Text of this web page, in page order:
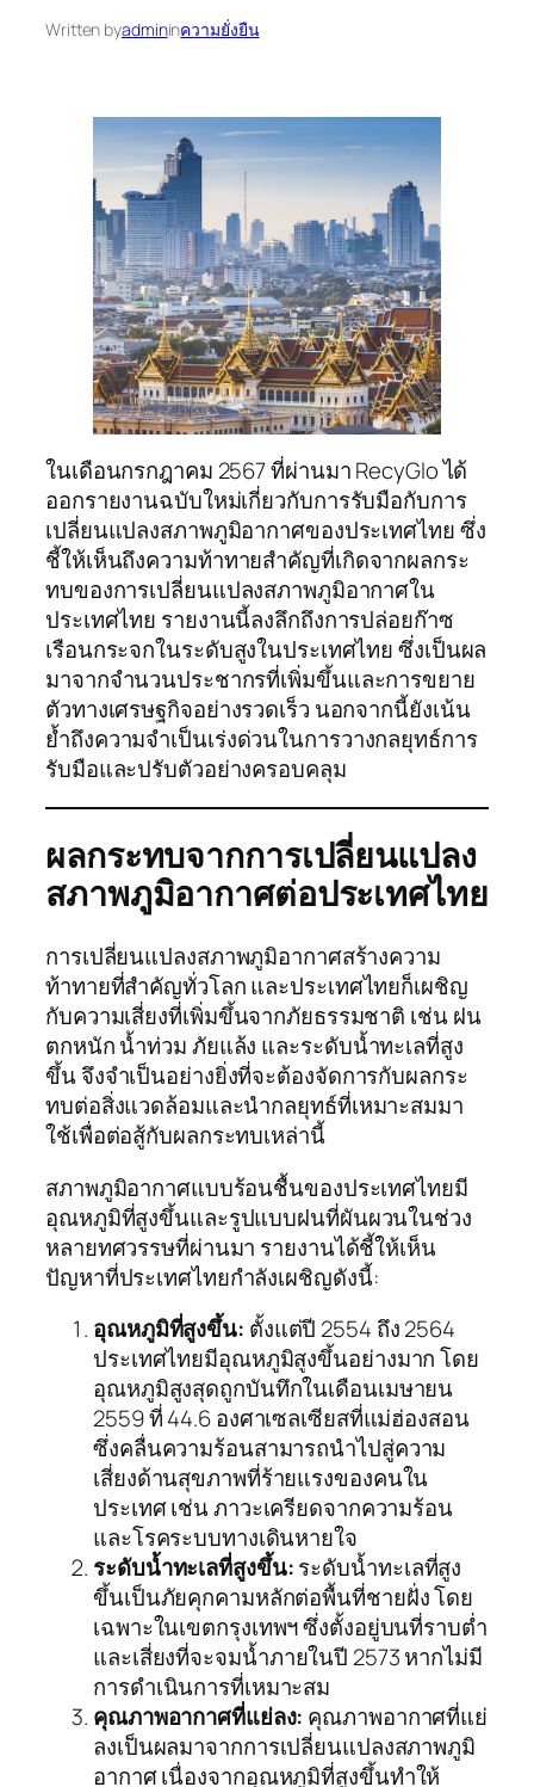
Written byadmininความยั่งยืน
ในเดือนกรกฎาคม 2567 ที่ผ่านมา RecyGlo ได้
ออกรายงานฉบับใหม่เกี่ยวกับการรับมือกับการ
เปลี่ยนแปลงสภาพภูมิอากาศของประเทศไทย ซึ่ง
ชี้ให้เห็นถึงความท้าทายสำคัญที่เกิดจากผลกระ
ทบของการเปลี่ยนแปลงสภาพภูมิอากาศใน
ประเทศไทย รายงานนี้ลงลึกถึงการปล่อยก๊าซ
เรือนกระจกในระดับสูงในประเทศไทย ซึ่งเป็นผล
มาจากจำนวนประชากรที่เพิ่มขึ้นและการขยาย
ตัวทางเศรษฐกิจอย่างรวดเร็ว นอกจากนี้ยังเน้น
ย้ำถึงความจำเป็นเร่งด่วนในการวางกลยุทธ์การ
รับมือและปรับตัวอย่างครอบคลุม
ผลกระทบจากการเปลี่ยนแปลง
สภาพภูมิอากาศต่อประเทศไทย
การเปลี่ยนแปลงสภาพภูมิอากาศสร้างความ
ท้าทายที่สำคัญทั่วโลก และประเทศไทยก็เผชิญ
กับความเสี่ยงที่เพิ่มขึ้นจากภัยธรรมชาติ เช่น ฝน
ตกหนัก น้ำท่วม ภัยแล้ง และระดับน้ำทะเลที่สูง
ขึ้น จึงจำเป็นอย่างยิ่งที่จะต้องจัดการกับผลกระ
ทบต่อสิ่งแวดล้อมและนำกลยุทธ์ที่เหมาะสมมา
ใช้เพื่อต่อสู้กับผลกระทบเหล่านี้
สภาพภูมิอากาศแบบร้อนชื้นของประเทศไทยมี
อุณหภูมิที่สูงขึ้นและรูปแบบฝนที่ผันผวนในช่วง
หลายทศวรรษที่ผ่านมา รายงานได้ชี้ให้เห็น
ปัญหาที่ประเทศไทยกำลังเผชิญดังนี้:
อุณหภูมิที่สูงขึ้น: ตั้งแต่ปี 2554 ถึง 2564
ประเทศไทยมีอุณหภูมิสูงขึ้นอย่างมาก โดย
อุณหภูมิสูงสุดถูกบันทึกในเดือนเมษายน
2559 ที่ 44.6 องศาเซลเซียสที่แม่ฮ่องสอน
ซึ่งคลื่นความร้อนสามารถนำไปสู่ความ
เสี่ยงด้านสุขภาพที่ร้ายแรงของคนใน
ประเทศ เช่น ภาวะเครียดจากความร้อน
และโรคระบบทางเดินหายใจ
ระดับน้ำทะเลที่สูงขึ้น:ระดับน้ำทะเลที่สูง
ขึ้นเป็นภัยคุกคามหลักต่อพื้นที่ชายฝั่ง โดย
เฉพาะในเขตกรุงเทพฯ ซึ่งตั้งอยู่บนที่ราบต่ำ
และเสี่ยงที่จะจมน้ำภายในปี 2573 หากไม่มี
การดำเนินการที่เหมาะสม
คุณภาพอากาศที่แย่ลง: คุณภาพอากาศที่แย่
ลงเป็นผลมาจากการเปลี่ยนแปลงสภาพภูมิ
อากาศ เนื่องจากอุณหภูมิที่สูงขึ้นทำให้